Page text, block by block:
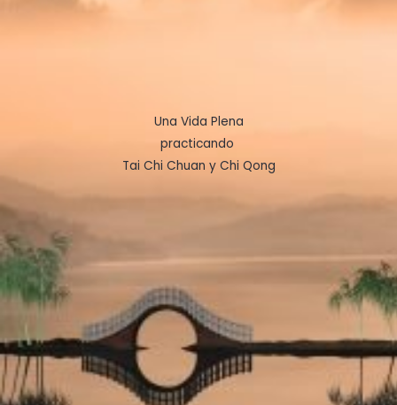
Una Vida Plena
practicando
Tai Chi Chuan y Chi Qong